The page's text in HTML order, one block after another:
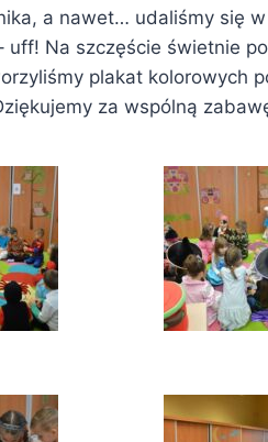
a nawet… udaliśmy się
uff! Na szczęście świetnie
plakat kolorowych
za wspólną